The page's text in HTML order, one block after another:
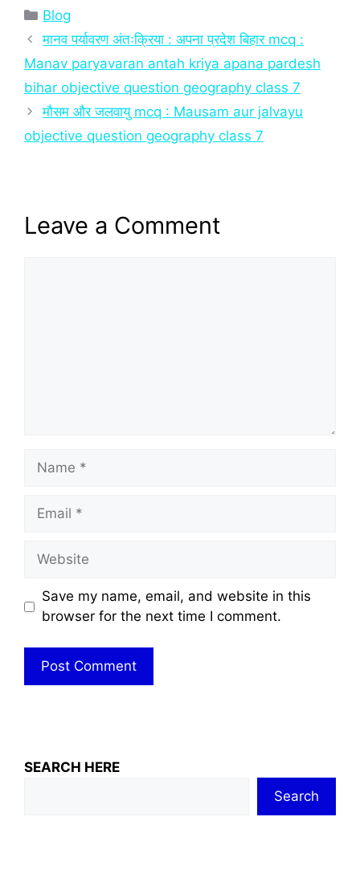
Categories
Blog
मानव पर्यावरण अंतःक्रिया : अपना प्रदेश बिहार mcq :
Manav paryavaran antah kriya apana pardesh
bihar objective question geography class 7
मौसम और जलवायु mcq : Mausam aur jalvayu
objective question geography class 7
Leave a Comment
Name
Email
Website
Save my name, email, and website in this
browser for the next time I comment.
SEARCH HERE
Search